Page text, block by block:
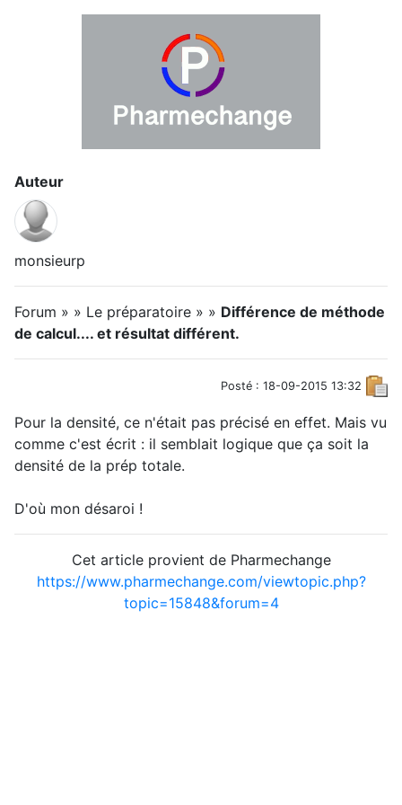
Auteur
monsieurp
Forum » » Le préparatoire » » Différence de méthode
de calcul.... et résultat différent.
Posté : 18-09-2015 13:32
Pour la densité, ce n'était pas précisé en effet. Mais vu
comme c'est écrit : il semblait logique que ça soit la
densité de la prép totale.
D'où mon désaroi !
Cet article provient de Pharmechange
https://www.pharmechange.com/viewtopic.php?
topic=15848&forum=4